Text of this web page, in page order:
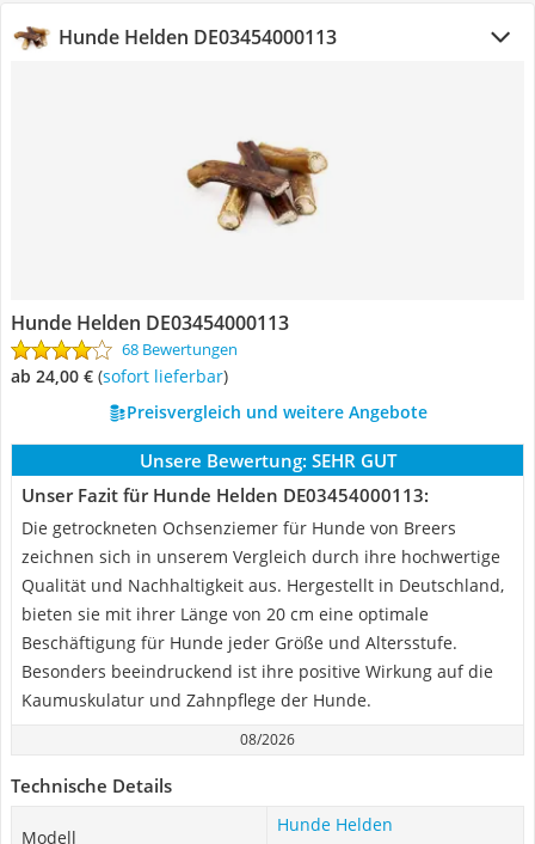
Hunde Helden DE03454000113
Hunde Helden DE03454000113
68 Bewertungen
ab 24,00 € ( Sofort lieferbar)
Preisvergleich und weitere Angebote
Unsere Bewertung: SEHR GUT
Unser Fazit für Hunde Helden DE03454000113:
Die getrockneten Ochsenziemer für Hunde von Breers
zeichnen sich in unserem Vergleich durch ihre hochwertige
Qualität und Nachhaltigkeit aus. Hergestellt in Deutschland,
bieten sie mit ihrer Länge von 20 cm eine optimale
Beschäftigung für Hunde jeder Größe und Altersstufe.
Besonders beeindruckend ist ihre positive Wirkung auf die
Kaumuskulatur und Zahnpflege der Hunde.
08/2026
Technische Details
Modell
Hunde Helden